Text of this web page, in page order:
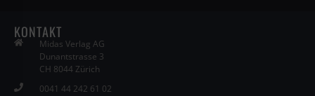
KONTAKT
Midas Verlag AG
Dunantstrasse 3
CH 8044 Zürich
0041 44 242 61 02